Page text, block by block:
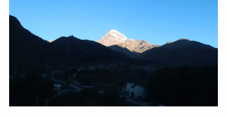
スリランカ、ネパール、東南アジアの仏教